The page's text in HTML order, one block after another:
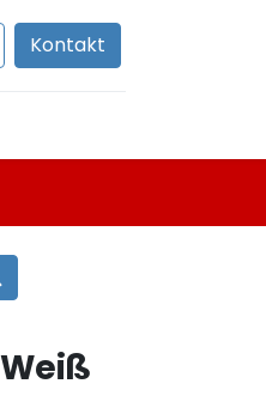
Kontakt